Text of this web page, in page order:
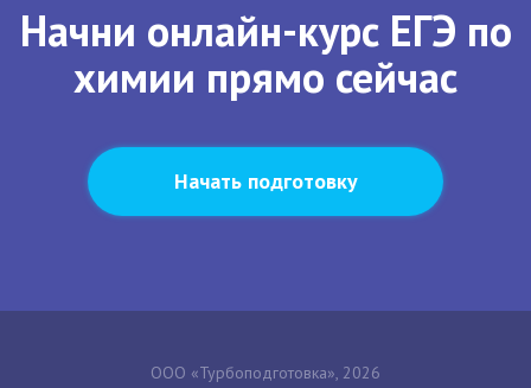
Начни онлайн-курс ЕГЭ по
химии прямо сейчас
Начать подготовку
ООО «Турбоподготовка», 2026